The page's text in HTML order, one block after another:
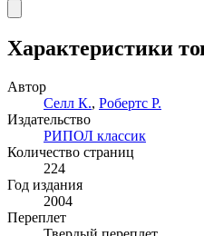
Характеристики
Автор
Селл К., Робертс Р.
Издательство
РИПОЛ классик
Количество страниц
224
Год издания
2004
Переплет